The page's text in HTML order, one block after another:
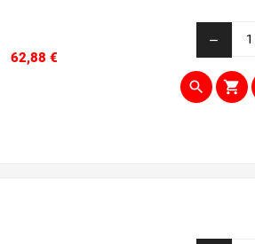
62,88 €Prezzo
remove
 